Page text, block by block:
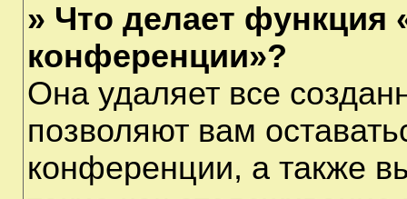
» Что делает функция
конференции»?
Она удаляет все
позволяют вам
конференции, а также